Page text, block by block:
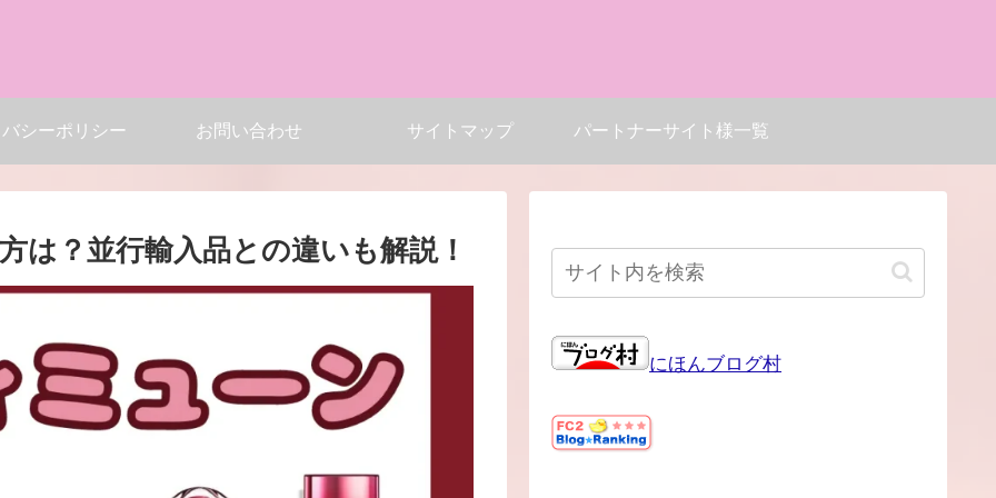
シーポリシー お問い合わせ サイトマップ パートナーサイト様一覧
は？並行輸入品との違いも解説！
にほんブログ村